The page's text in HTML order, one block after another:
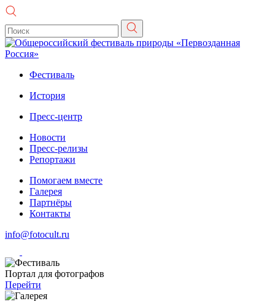
Фестиваль
История
Пресс-центр
Новости
Пресс-релизы
Репортажи
Помогаем вместе
Галерея
Партнёры
Контакты
info@fotocult.ru
Портал для фотографов
Перейти